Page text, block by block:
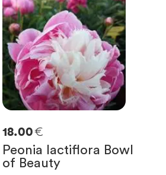
18.00€
Peonia lactiflora Bowl
of Beauty